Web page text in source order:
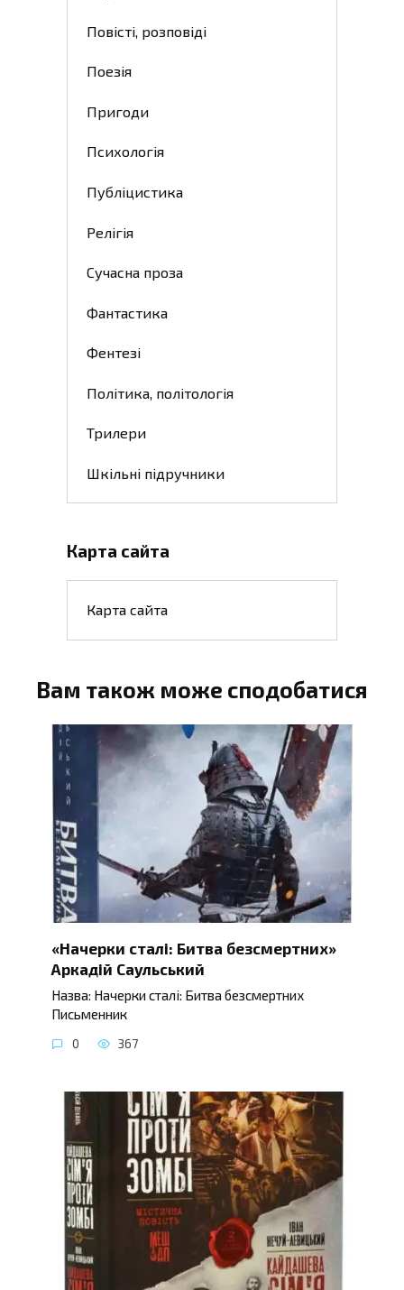
Повісті, розповіді
Поезія
Пригоди
Психологія
Публіцистика
Релігія
Сучасна проза
Фантастика
Фентезі
Політика, політологія
Трилери
Шкільні підручники
Карта сайта
Карта сайта
Вам також може сподобатися
«Начерки сталі: Битва безсмертних»
Аркадій Саульський
Назва: Начерки сталі: Битва безсмертних
Письменник
0 367